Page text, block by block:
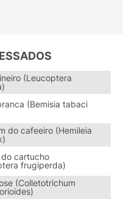
(Leucoptera
(Bemisia tabaci
do cafeeiro (Hemileia
cartucho
frugiperda)
(Colletotrichum